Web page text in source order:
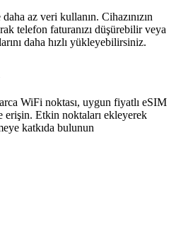
az veri kullanın. Cihazınızın
telefon faturanızı düşürebilir veya
daha hızlı yükleyebilirsiniz.
WiFi noktası, uygun fiyatlı eSIM
Etkin noktaları ekleyerek
katkıda bulunun